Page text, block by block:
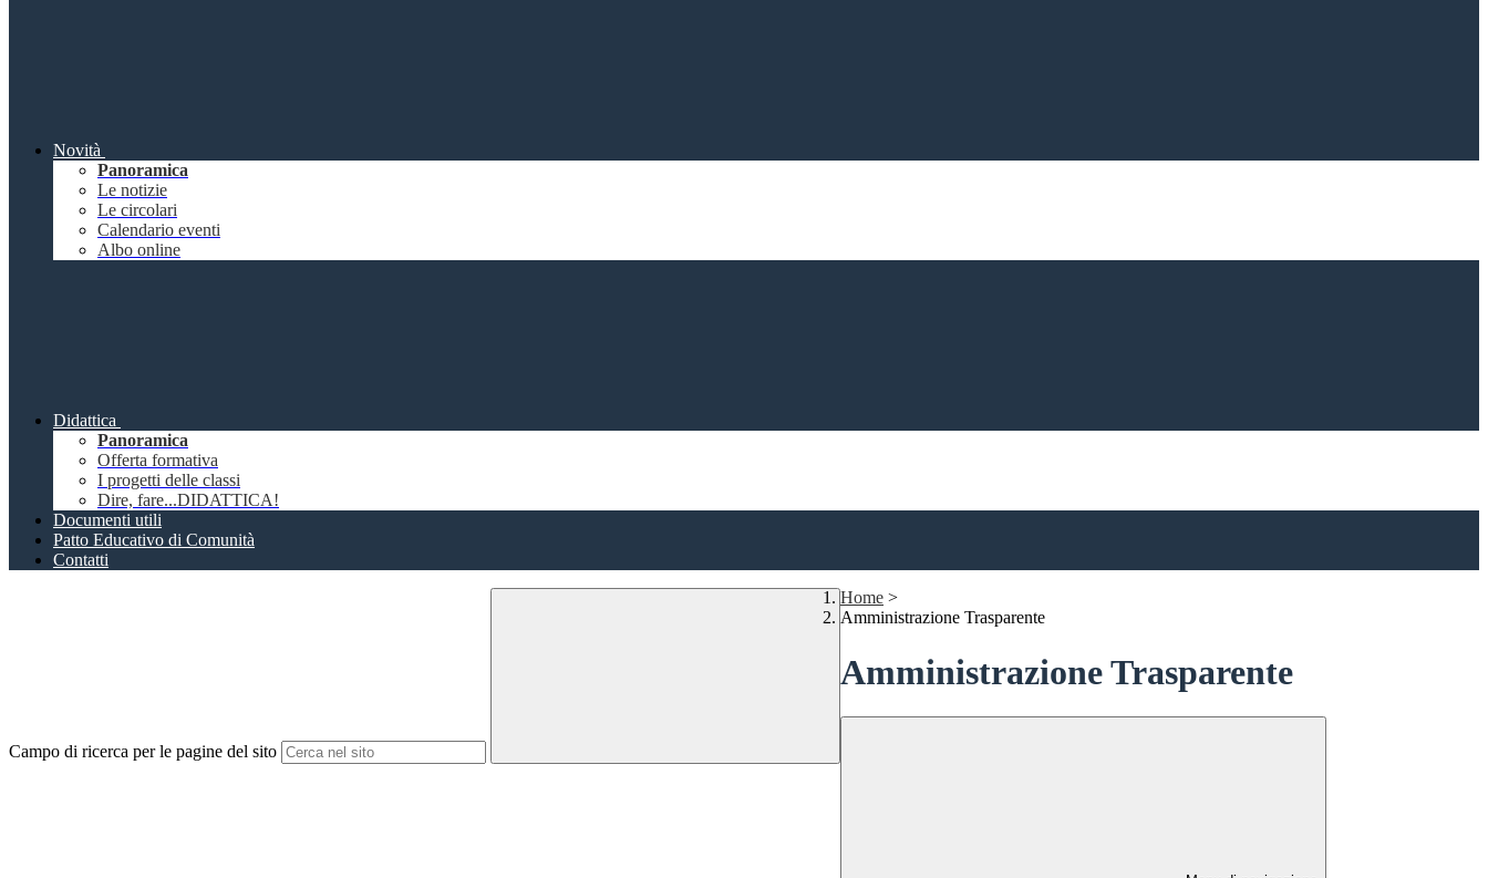
Novità
Panoramica
Le notizie
Le circolari
Calendario eventi
Albo online
Didattica
Panoramica
Offerta formativa
I progetti delle classi
Dire, fare...DIDATTICA!
Documenti utili
Patto Educativo di Comunità
Contatti
Campo di ricerca per le pagine del sito
Home >
Amministrazione Trasparente
Amministrazione Trasparente